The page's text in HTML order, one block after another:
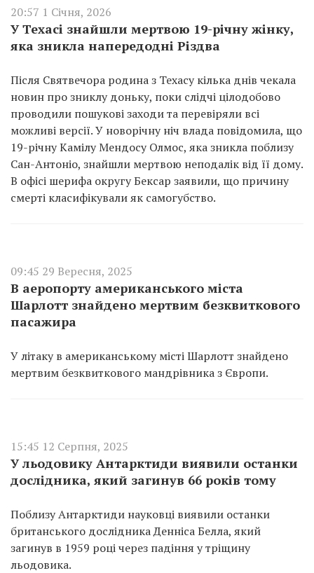
20:57 1 Січня, 2026
У Техасі знайшли мертвою 19-річну жінку,
яка зникла напередодні Різдва
Після Святвечора родина з Техасу кілька днів чекала
новин про зниклу доньку, поки слідчі цілодобово
проводили пошукові заходи та перевіряли всі
можливі версії. У новорічну ніч влада повідомила, що
19-річну Камілу Мендосу Олмос, яка зникла поблизу
Сан-Антоніо, знайшли мертвою неподалік від її дому.
В офісі шерифа округу Бексар заявили, що причину
смерті класифікували як самогубство.
09:45 29 Вересня, 2025
В аеропорту американського міста
Шарлотт знайдено мертвим безквиткового
пасажира
У літаку в американському місті Шарлотт знайдено
мертвим безквиткового мандрівника з Європи.
15:45 12 Серпня, 2025
У льодовику Антарктиди виявили останки
дослідника, який загинув 66 років тому
Поблизу Антарктиди науковці виявили останки
британського дослідника Денніса Белла, який
загинув в 1959 році через падіння у тріщину
льодовика.